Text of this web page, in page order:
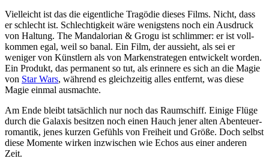
Viel­leicht ist das die eigent­liche Tragödie dieses Films. Nicht, dass
er schlecht ist. Schlech­tig­keit wäre wenigs­tens noch ein Ausdruck
von Haltung. The Mandalo­rian & Grogu ist schlimmer: er ist voll­
kommen egal, weil so banal. Ein Film, der aussieht, als sei er
weniger von Künstlern als von Marken­stra­tegen entwi­ckelt worden.
Ein Produkt, das permanent so tut, als erinnere es sich an die Magie
von Star Wars, während es gleich­zeitig alles entfernt, was diese
Magie einmal ausmachte.
Am Ende bleibt tatsäch­lich nur noch das Raum­schiff. Einige Flüge
durch die Galaxis besitzen noch einen Hauch jener alten Aben­teu­er­
ro­mantik, jenes kurzen Gefühls von Freiheit und Größe. Doch selbst
diese Momente wirken inzwi­schen wie Echos aus einer anderen
Zeit.